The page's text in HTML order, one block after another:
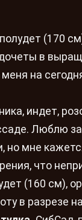
(170
в
меня на
индет,
Люблю
но мне
что
(160 см),
в разрезе